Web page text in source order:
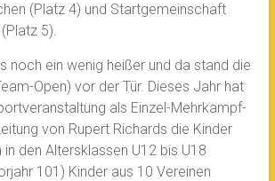
(Platz 4) und Startgemeinschaft
5).
noch ein wenig heißer und da stand die
Open) vor der Tür. Dieses Jahr hat
als Einzel-Mehrkampf-
von Rupert Richards die Kinder
in den Altersklassen U12 bis U18
101) Kinder aus 10 Vereinen